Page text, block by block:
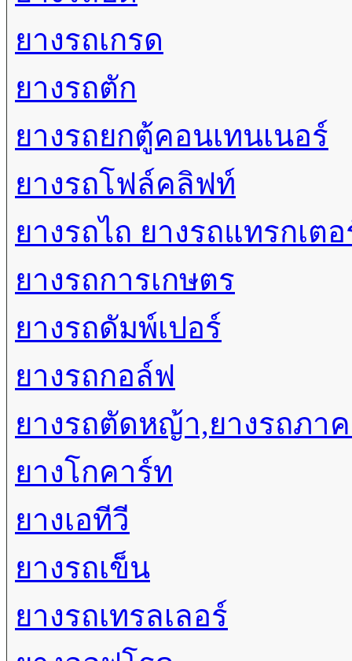
ยางรถเกรด
ยางรถตัก
ยางรถยกตู้คอนเทนเนอร์
ยางรถโฟล์คลิฟท์
ยางรถไถ ยางรถแทรกเตอ
ยางรถการเกษตร
ยางรถดัมพ์เปอร์
ยางรถกอล์ฟ
ยางรถตัดหญ้า,ยางรถภา
ยางโกคาร์ท
ยางเอทีวี
ยางรถเข็น
ยางรถเทรลเลอร์